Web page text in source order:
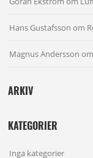
Hans Gustafsson om
Magnus Andersson om
ARKIV
KATEGORIER
Inga kategorier